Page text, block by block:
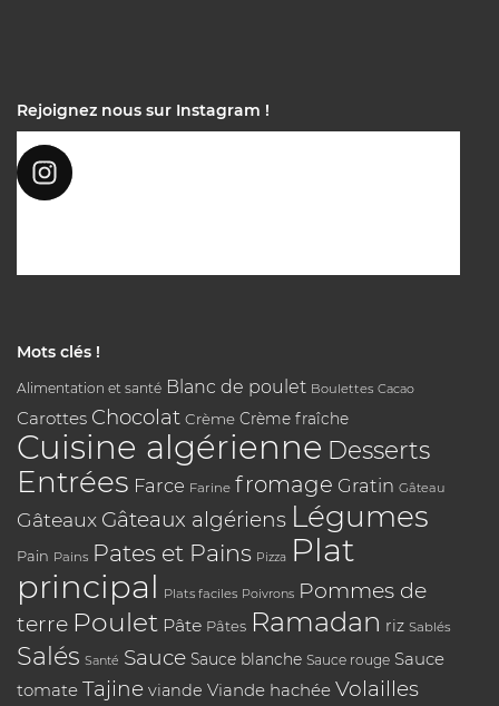
Rejoignez nous sur Instagram !
Mots clés !
Alimentation et santé Blanc de poulet Boulettes Cacao
Carottes Chocolat Crème Crème fraîche
Cuisine algérienne Desserts
Entrées Farce Farine fromage Gratin Gâteau
Gâteaux Gâteaux algériens Légumes
Pain Pains Pates et Pains Pizza Plat
principal Plats faciles Poivrons Pommes de
terre Poulet Pâte Pâtes Ramadan riz Sablés
Salés Santé Sauce Sauce blanche Sauce rouge Sauce
tomate Tajine viande Viande hachée Volailles